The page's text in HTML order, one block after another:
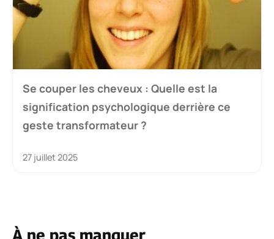
Se couper les cheveux : Quelle est la
signification psychologique derrière ce
geste transformateur ?
27 juillet 2025
À ne pas manquer